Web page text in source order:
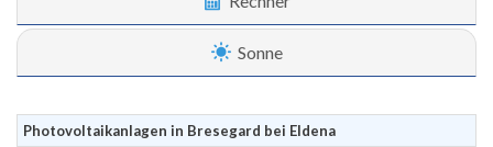
Sonne
Photovoltaikanlagen in Bresegard bei Eldena